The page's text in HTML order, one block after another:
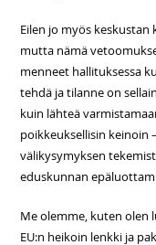
Eilen jo myös
mutta nämä
menneet hallituksessa
tehdä ja tilanne on
kuin lähteä
poikkeuksellisin keinoin
välikysymyksen
eduskunnan
Me olemme, kuten
EU:n heikoin lenkki ja